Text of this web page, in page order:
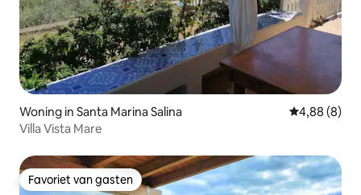
Woning in Santa Marina Salina Gemiddelde
4,88 (8)
Villa Vista Mare
Favoriet van gasten
Favoriet van gasten